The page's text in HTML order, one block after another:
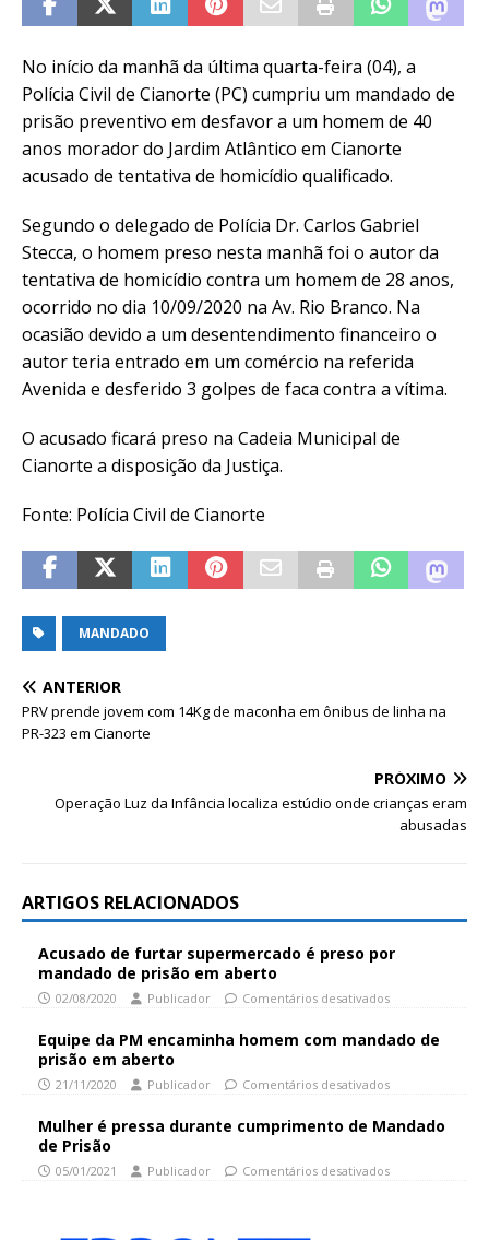
No início da manhã da última quarta-feira (04), a
Polícia Civil de Cianorte (PC) cumpriu um mandado de
prisão preventivo em desfavor a um homem de 40
anos morador do Jardim Atlântico em Cianorte
acusado de tentativa de homicídio qualificado.
Segundo o delegado de Polícia Dr. Carlos Gabriel
Stecca, o homem preso nesta manhã foi o autor da
tentativa de homicídio contra um homem de 28 anos,
ocorrido no dia 10/09/2020 na Av. Rio Branco. Na
ocasião devido a um desentendimento financeiro o
autor teria entrado em um comércio na referida
Avenida e desferido 3 golpes de faca contra a vítima.
O acusado ficará preso na Cadeia Municipal de
Cianorte a disposição da Justiça.
Fonte: Polícia Civil de Cianorte
MANDADO
ANTERIOR
PRV prende jovem com 14Kg de maconha em ônibus de linha na
PR-323 em Cianorte
PRÓXIMO
Operação Luz da Infância localiza estúdio onde crianças eram
abusadas
ARTIGOS RELACIONADOS
Acusado de furtar supermercado é preso por
mandado de prisão em aberto
02/08/2020 Publicador Comentários desativados
Equipe da PM encaminha homem com mandado de
prisão em aberto
21/11/2020 Publicador Comentários desativados
Mulher é pressa durante cumprimento de Mandado
de Prisão
05/01/2021 Publicador Comentários desativados